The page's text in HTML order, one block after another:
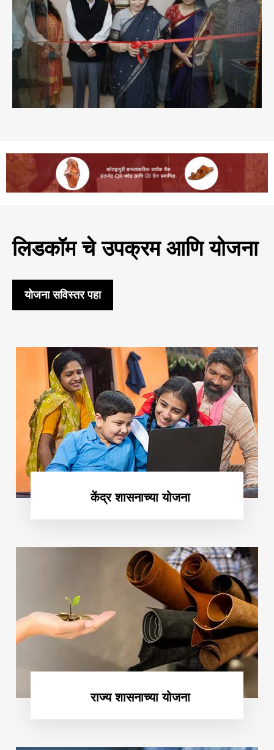
लिडकॉम चे उपक्रम आणि योजना
योजना सविस्तर पहा
केंद्र शासनाच्या योजना
राज्य शासनाच्या योजना